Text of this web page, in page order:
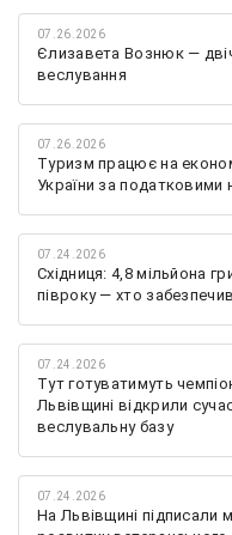
07.26.2026
Єлизавета Вознюк —
веслування
07.26.2026
Туризм працює на
України за
07.24.2026
Східниця: 4,8 мільйона
півроку — хто
07.24.2026
Тут готуватимуть
Львівщині відкрили
веслувальну базу
07.24.2026
На Львівщині